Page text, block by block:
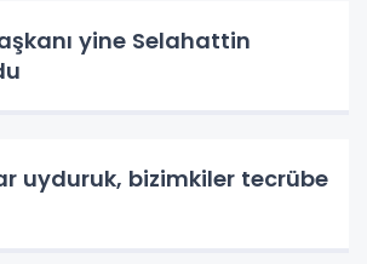
yine Selahattin
uyduruk, bizimkiler tecrübe